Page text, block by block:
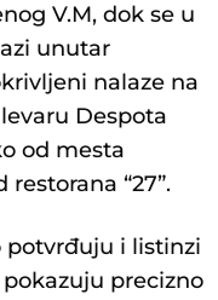
V.M, dok se u
unutar
nalaze na
Despota
od mesta
“27”.
potvrđuju i listinzi
precizno